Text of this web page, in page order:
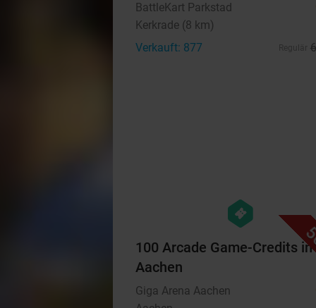
BattleKart Parkstad
Kerkrade (8 km)
Verkauft: 877
hexagon
events
100 Arcade Game-Credits in
Aachen
Giga Arena Aachen